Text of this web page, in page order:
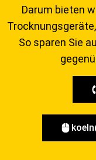
Darum bieten
So sparen Sie